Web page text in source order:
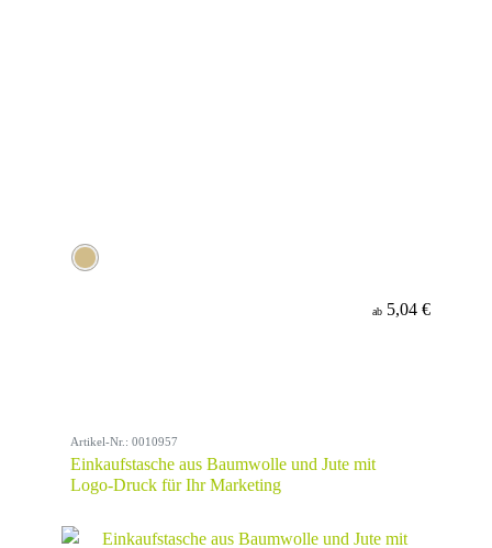
ab 5,04 €
Artikel-Nr.: 0010957
Einkaufstasche aus Baumwolle und Jute mit
Logo-Druck für Ihr Marketing